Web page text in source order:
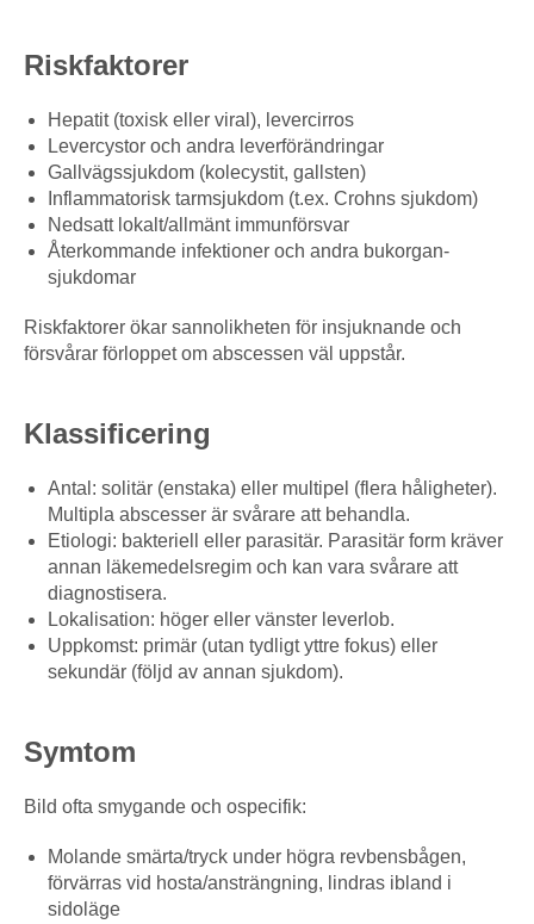
Riskfaktorer
Hepatit (toxisk eller viral), levercirros
Levercystor och andra leverförändringar
Gallvägssjukdom (kolecystit, gallsten)
Inflammatorisk tarmsjukdom (t.ex. Crohns sjukdom)
Nedsatt lokalt/allmänt immunförsvar
Återkommande infektioner och andra bukorgan-
sjukdomar
Riskfaktorer ökar sannolikheten för insjuknande och
försvårar förloppet om abscessen väl uppstår.
Klassificering
Antal: solitär (enstaka) eller multipel (flera håligheter).
Multipla abscesser är svårare att behandla.
Etiologi: bakteriell eller parasitär. Parasitär form kräver
annan läkemedelsregim och kan vara svårare att
diagnostisera.
Lokalisation: höger eller vänster leverlob.
Uppkomst: primär (utan tydligt yttre fokus) eller
sekundär (följd av annan sjukdom).
Symtom
Bild ofta smygande och ospecifik:
Molande smärta/tryck under högra revbensbågen,
förvärras vid hosta/ansträngning, lindras ibland i
sidoläge